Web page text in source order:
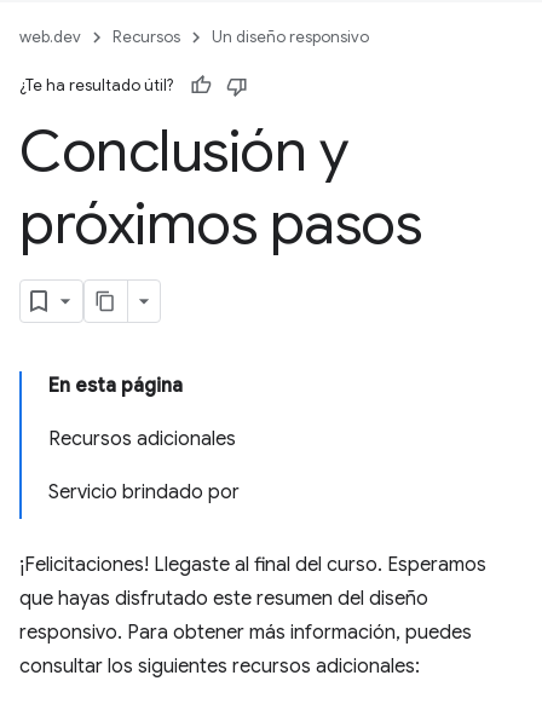
web.dev Recursos Un diseño responsivo
¿Te ha resultado útil?
Conclusión y
próximos pasos
En esta página
Recursos adicionales
Servicio brindado por
¡Felicitaciones! Llegaste al final del curso. Esperamos
que hayas disfrutado este resumen del diseño
responsivo. Para obtener más información, puedes
consultar los siguientes recursos adicionales: